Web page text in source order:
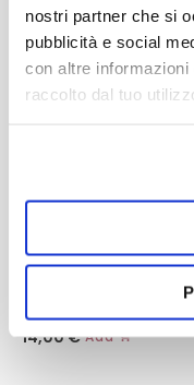
nostri partner che si
pubblicità e social
con altre
raccolto dal tuo
REGENERATING
14,00€ Add